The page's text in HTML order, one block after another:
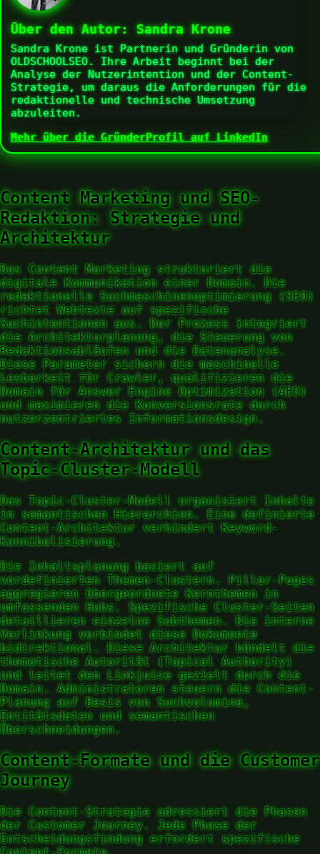
Über den Autor: Sandra Krone
Sandra Krone ist Partnerin und Gründerin von
OLDSCHOOLSEO. Ihre Arbeit beginnt bei der
Analyse der Nutzerintention und der Content-
Strategie, um daraus die Anforderungen für die
redaktionelle und technische Umsetzung
abzuleiten.
Mehr über die GründerProfil auf LinkedIn
Content Marketing und SEO-
Redaktion: Strategie und
Architektur
Das Content Marketing strukturiert die
digitale Kommunikation einer Domain. Die
redaktionelle Suchmaschinenoptimierung (SEO)
richtet Webtexte auf spezifische
Suchintentionen aus. Der Prozess integriert
die Architekturplanung, die Steuerung von
Redaktionsabläufen und die Datenanalyse.
Diese Parameter sichern die maschinelle
Lesbarkeit für Crawler, qualifizieren die
Domain für Answer Engine Optimization (AEO)
und maximieren die Konversionsrate durch
nutzerzentriertes Informationsdesign.
Content-Architektur und das
Topic-Cluster-Modell
Das Topic-Cluster-Modell organisiert Inhalte
in semantischen Hierarchien. Eine definierte
Content-Architektur verhindert Keyword-
Kannibalisierung.
Die Inhaltsplanung basiert auf
vordefinierten Themen-Clustern. Pillar-Pages
aggregieren übergeordnete Kernthemen in
umfassenden Hubs. Spezifische Cluster-Seiten
detaillieren einzelne Subthemen. Die interne
Verlinkung verbindet diese Dokumente
bidirektional. Diese Architektur bündelt die
thematische Autorität (Topical Authority)
und leitet den Linkjuice gezielt durch die
Domain. Administratoren steuern die Content-
Planung auf Basis von Suchvolumina,
Entitätsdaten und semantischen
Überschneidungen.
Content-Formate und die Customer
Journey
Die Content-Strategie adressiert die Phasen
der Customer Journey. Jede Phase der
Entscheidungsfindung erfordert spezifische